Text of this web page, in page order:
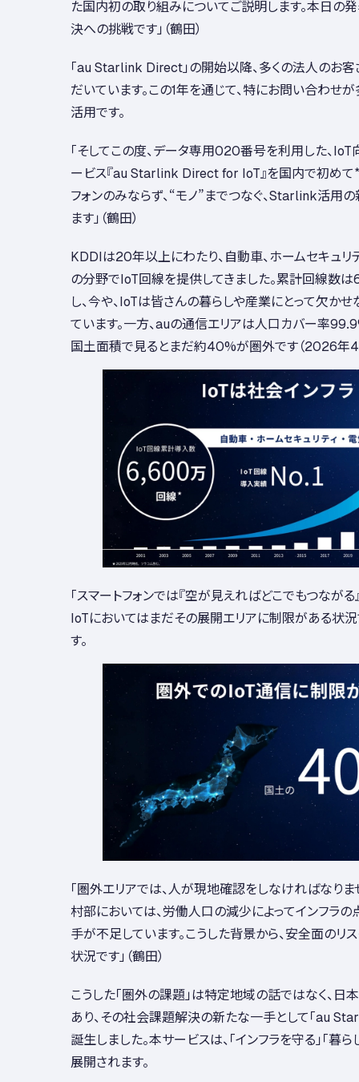
た国内初の取り組みについてご説明します。本日の
決への挑戦です」（鶴田）
「au Starlink Direct」の開始以降、多くの法人のお
だいています。この1年を通じて、特にお問い合わせ
活用です。
「そしてこの度、データ専用020番号を利用した、
ービス『au Starlink Direct for IoT』を国内で初めて
フォンのみならず、“モノ”までつなぐ、Starlink活用
ます」（鶴田）
KDDIは20年以上にわたり、自動車、ホームセキュリ
の分野でIoT回線を提供してきました。累計回線数
し、今や、IoTは皆さんの暮らしや産業にとって欠か
ています。一方、auの通信エリアは人口カバー率
国土面積で見るとまだ約40%が圏外です（2026年4
「スマートフォンでは『空が見えればどこでもつながる
IoTにおいてはまだその展開エリアに制限がある状況
す。
「圏外エリアでは、人が現地確認をしなければなりま
村部においては、労働人口の減少によってインフラ
手が不足しています。こうした背景から、安全面のリ
状況です」（鶴田）
こうした「圏外の課題」は特定地域の話ではなく、
あり、その社会課題解決の新たな一手として「au
誕生しました。本サービスは、「インフラを守る」「暮
展開されます。